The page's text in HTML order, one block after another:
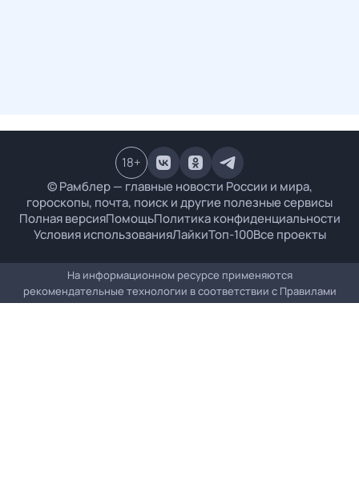
© Рамблер — главные новости России и мира,
гороскопы, почта, поиск и другие полезные сервисы
Полная версияПомощьПолитика конфиденциальности
Условия использованияЛайкиТоп-100Все проекты
18+
На информационном ресурсе применяются
рекомендательные технологии в соответствии с Правилами